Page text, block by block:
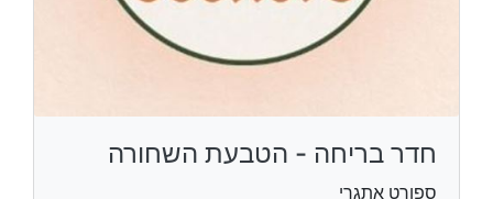
חדר בריחה - הטבעת השחורה
ספורט אתגרי